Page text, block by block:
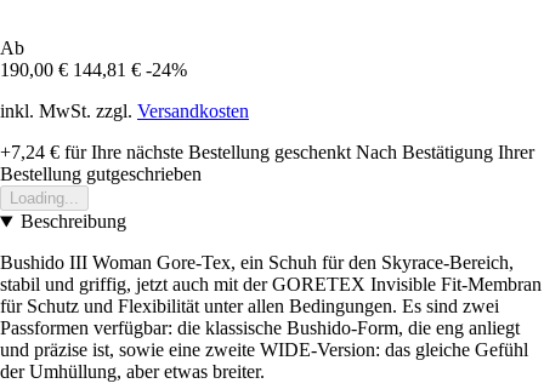
Ab
190,00 € 144,81 € -24%
inkl. MwSt. zzgl. Versandkosten
+7,24 € für Ihre nächste Bestellung geschenkt Nach Bestätigung Ihrer
Bestellung gutgeschrieben
Loading...
Beschreibung
Bushido III Woman Gore-Tex, ein Schuh für den Skyrace-Bereich,
stabil und griffig, jetzt auch mit der GORETEX Invisible Fit-Membran
für Schutz und Flexibilität unter allen Bedingungen. Es sind zwei
Passformen verfügbar: die klassische Bushido-Form, die eng anliegt
und präzise ist, sowie eine zweite WIDE-Version: das gleiche Gefühl
der Umhüllung, aber etwas breiter.